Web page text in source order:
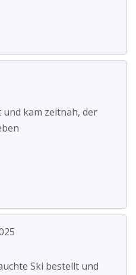
kam zeitnah, der
Ski bestellt und